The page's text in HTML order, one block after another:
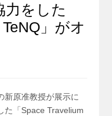
力をした
」がオ
新原准教授が展示に
た「Space Travelium